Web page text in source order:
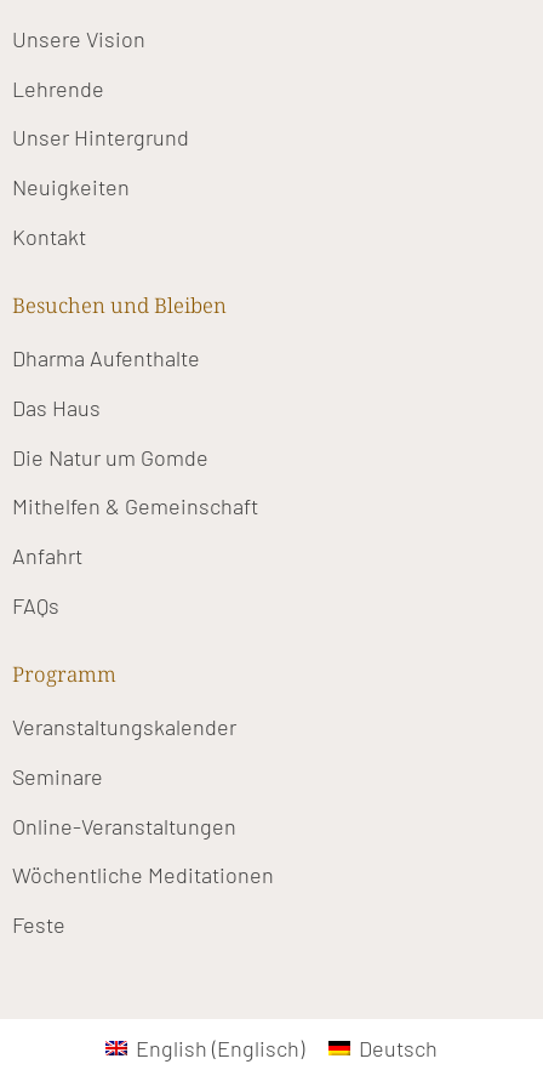
Unsere Vision
Lehrende
Unser Hintergrund
Neuigkeiten
Kontakt
Besuchen und Bleiben
Dharma Aufenthalte
Das Haus
Die Natur um Gomde
Mithelfen & Gemeinschaft
Anfahrt
FAQs
Programm
Veranstaltungskalender
Seminare
Online-Veranstaltungen
Wöchentliche Meditationen
Feste
English (Englisch) Deutsch